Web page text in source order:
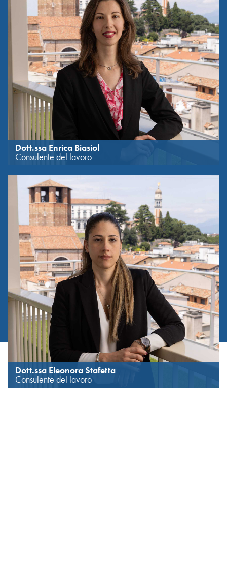
Dott.ssa Enrica Biasiol
Consulente del lavoro
Dott.ssa Eleonora Stafetta
Consulente del lavoro